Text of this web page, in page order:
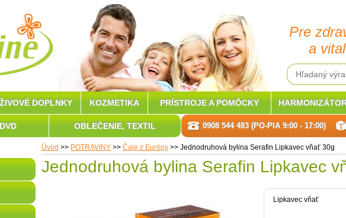
Pre
a
Úvod >> POTRAVINY >> Čaje z Európy >> Jednodruhová bylina Serafin Lipkavec vňať 30g
Jednodruhová bylina Serafin Lipkavec
Lipkavec vňať
DOPLNKY KOZMETIKA PRÍSTROJE A POMÔCKY
OBLEČENIE, TEXTIL 0908 544 483 (PO-PIA 9:00 - 17:00)